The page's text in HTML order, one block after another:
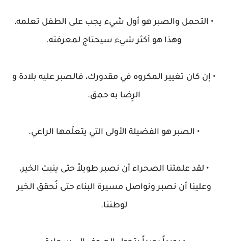
• التحمل والصبر هو أول شيء يجب على الطفل تعلمه،
وهذا هو أكثر شيء سيحتاج لمعرفته.
• إن كان تغيير المكروه في مقدورك، فالصبر عليه بلادة و
الرِضا به حمق.
• الصبر هو الفضيلة الأولى التي يتعلّمها الراعي.
• لقد علمتنا الصحراء أن نصبر طويلاً حتى ينبت الخير،
وعلينا أن نصبر ونواصل مسيرة البناء حتى نُحقق الخير
لوطننا.